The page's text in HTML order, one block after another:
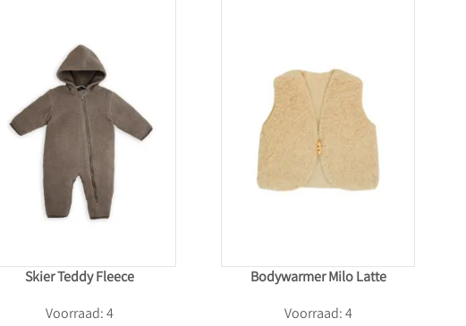
Skier Teddy Fleece
Voorraad: 4
Bodywarmer Milo Latte
Voorraad: 4